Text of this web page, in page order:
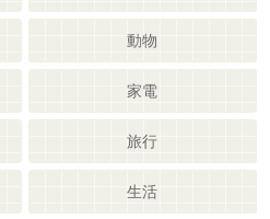
動物
家電
旅行
生活